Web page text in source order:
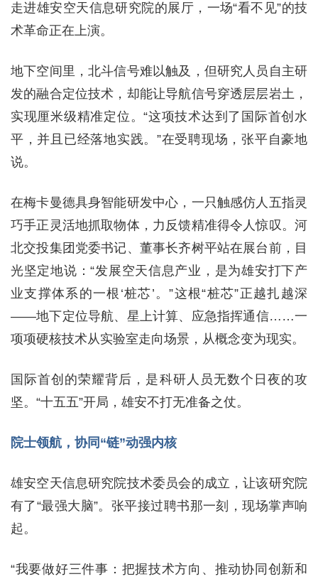
走进雄安空天信息研究院的展厅，一场“看不见”的技
术革命正在上演。
地下空间里，北斗信号难以触及，但研究人员自主研
发的融合定位技术，却能让导航信号穿透层层岩土，
实现厘米级精准定位。“这项技术达到了国际首创水
平，并且已经落地实践。”在受聘现场，张平自豪地
说。
在梅卡曼德具身智能研发中心，一只触感仿人五指灵
巧手正灵活地抓取物体，力反馈精准得令人惊叹。河
北交投集团党委书记、董事长齐树平站在展台前，目
光坚定地说：“发展空天信息产业，是为雄安打下产
业支撑体系的一根‘桩芯’。”这根“桩芯”正越扎越深
——地下定位导航、星上计算、应急指挥通信……一
项项硬核技术从实验室走向场景，从概念变为现实。
国际首创的荣耀背后，是科研人员无数个日夜的攻
坚。“十五五”开局，雄安不打无准备之仗。
院士领航，协同“链”动强内核
雄安空天信息研究院技术委员会的成立，让该研究院
有了“最强大脑”。张平接过聘书那一刻，现场掌声响
起。
“我要做好三件事：把握技术方向、推动协同创新和